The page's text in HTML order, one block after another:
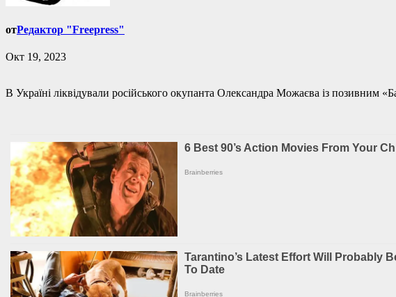
отРедактор "Freepress"
Окт 19, 2023
В Україні ліквідували російського окупанта Олександра Можаєва із позивним